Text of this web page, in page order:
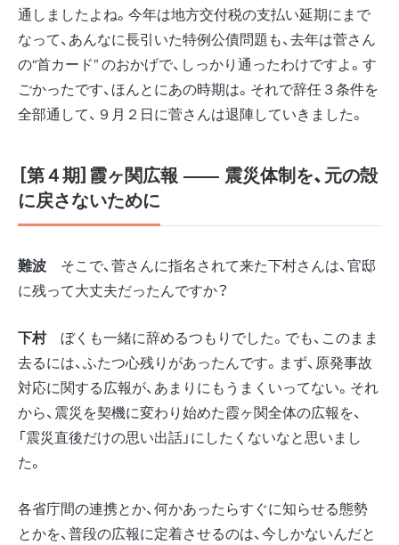
通しましたよね。今年は地方交付税の支払い延期にまで
なって、あんなに長引いた特例公債問題も、去年は菅さん
の“首カード” のおかげで、しっかり通ったわけですよ。す
ごかったです、ほんとにあの時期は。それで辞任３条件を
全部通して、９月２日に菅さんは退陣していきました。
［第４期］霞ヶ関広報 ―― 震災体制を、元の殻
に戻さないために
難波 そこで、菅さんに指名されて来た下村さんは、官邸
に残って大丈夫だったんですか？
下村ぼくも一緒に辞めるつもりでした。でも、このまま
去るには、ふたつ心残りがあったんです。まず、原発事故
対応に関する広報が、あまりにもうまくいってない。それ
から、震災を契機に変わり始めた霞ヶ関全体の広報を、
「震災直後だけの思い出話」にしたくないなと思いまし
た。
各省庁間の連携とか、何かあったらすぐに知らせる態勢
とかを、普段の広報に定着させるのは、今しかないんだと